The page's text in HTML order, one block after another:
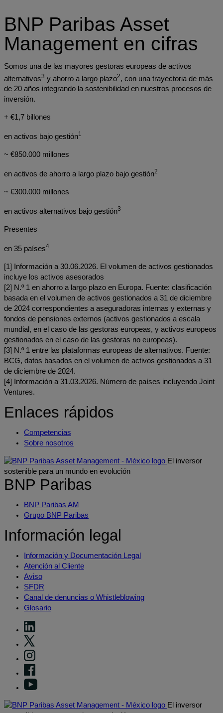
BNP Paribas Asset
Management en cifras
Somos una de las mayores gestoras europeas de activos
alternativos3 y ahorro a largo plazo2, con una trayectoria de más
de 20 años integrando la sostenibilidad en nuestros procesos de
inversión.
+ €1,7 billones
en activos bajo gestión1
~ €850.000 millones
en activos de ahorro a largo plazo bajo gestión2
~ €300.000 millones
en activos alternativos bajo gestión3
Presentes
en 35 países4
[1] Información a 30.06.2026. El volumen de activos gestionados
incluye los activos asesorados
[2] N.º 1 en ahorro a largo plazo en Europa. Fuente: clasificación
basada en el volumen de activos gestionados a 31 de diciembre
de 2024 correspondientes a aseguradoras internas y externas y
fondos de pensiones externos (activos gestionados a escala
mundial, en el caso de las gestoras europeas, y activos europeos
gestionados en el caso de las gestoras no europeas).
[3] N.º 1 entre las plataformas europeas de alternativos. Fuente:
BCG, datos basados en el volumen de activos gestionados a 31
de diciembre de 2024.
[4] Información a 31.03.2026. Número de países incluyendo Joint
Ventures.
Enlaces rápidos
Competencias
Sobre nosotros
El inversor
sostenible para un mundo en evolución
BNP Paribas
BNP Paribas AM
Grupo BNP Paribas
Información legal
Información y Documentación Legal
Atención al Cliente
Aviso
SFDR
Canal de denuncias o Whistleblowing
Glosario
El inversor